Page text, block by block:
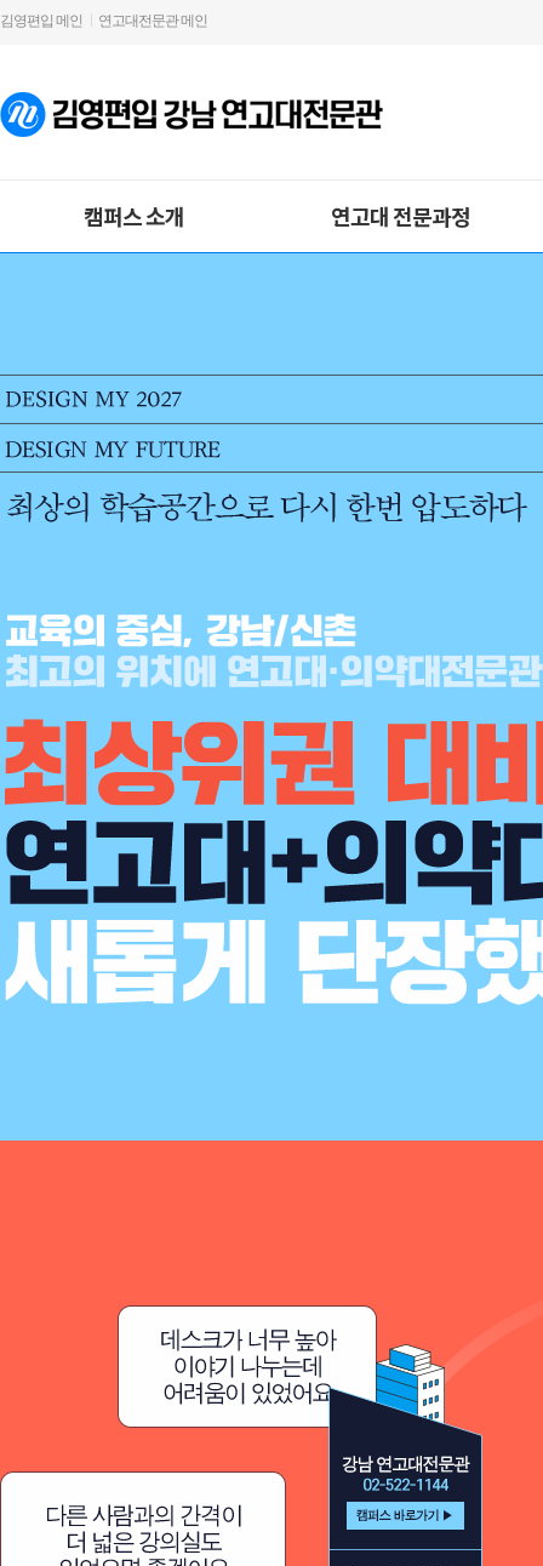
김영편입 메인 연고대전문관 메인
캠퍼스 소개 연고대 전문과정